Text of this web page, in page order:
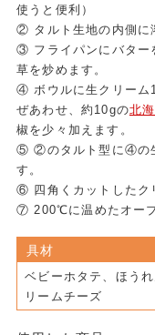
使うと便利）
② タルト生地の内側に
③ フライパンにバター
草を炒めます。
④ ボウルに生クリーム
ぜあわせ、約10gの北
椒を少々加えます。
⑤ ②のタルト型に④の
す。
⑥ 四角くカットしたク
⑦ 200℃に温めたオーブ
具材
ベビーホタテ、ほう
リームチーズ